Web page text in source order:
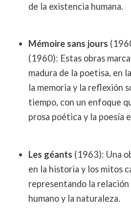
de la existencia humana.
Mémoire sans jours
(1960): Estas obras
madura de la poetisa, en
la memoria y la reflexión
tiempo, con un enfoque
prosa poética y la poesía
Les géants (1963): Una
en la historia y los mitos
representando la
humano y la naturaleza.